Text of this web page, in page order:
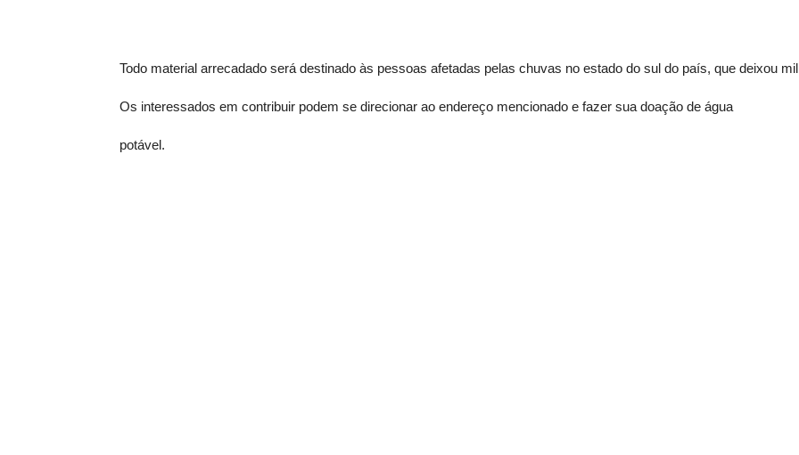
Todo material arrecadado será destinado às pessoas afetadas pelas chuvas no estado do sul do país, que deixou
Os interessados em contribuir podem se direcionar ao endereço mencionado e fazer sua doação de água
potável.